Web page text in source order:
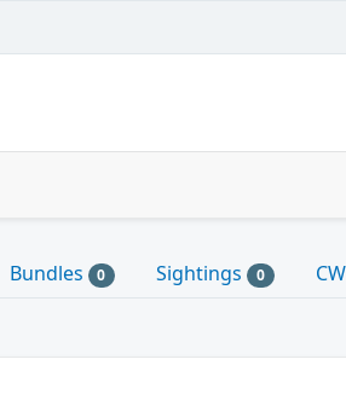
Bundles 0 Sightings 0